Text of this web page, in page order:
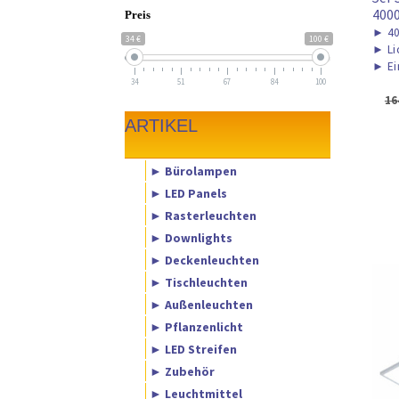
►
►
►
Preis
34 € 100 €
34 51 67 84 100
ARTIKEL
► Bürolampen
► LED Panels
► Rasterleuchten
► Downlights
► Deckenleuchten
► Tischleuchten
► Außenleuchten
► Pflanzenlicht
► LED Streifen
► Zubehör
► Leuchtmittel